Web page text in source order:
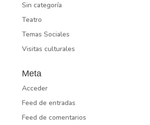
Sin categoría
Teatro
Temas Sociales
Visitas culturales
Meta
Acceder
Feed de entradas
Feed de comentarios